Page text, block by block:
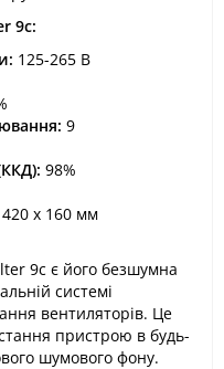
9с:
125-265 В
9
98%
х 160 мм
9с є його безшумна
системі
вентиляторів. Це
пристрою в будь-
шумового фону.